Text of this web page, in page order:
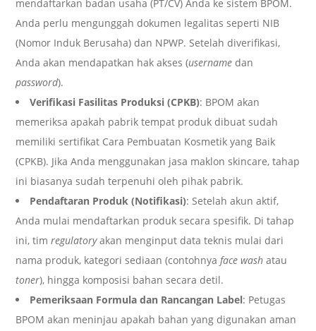
mendaftarkan badan usaha (PT/CV) Anda ke sistem BPOM.
Anda perlu mengunggah dokumen legalitas seperti NIB
(Nomor Induk Berusaha) dan NPWP. Setelah diverifikasi,
Anda akan mendapatkan hak akses (username dan
password).
Verifikasi Fasilitas Produksi (CPKB): BPOM akan
memeriksa apakah pabrik tempat produk dibuat sudah
memiliki sertifikat Cara Pembuatan Kosmetik yang Baik
(CPKB). Jika Anda menggunakan jasa maklon skincare, tahap
ini biasanya sudah terpenuhi oleh pihak pabrik.
Pendaftaran Produk (Notifikasi): Setelah akun aktif,
Anda mulai mendaftarkan produk secara spesifik. Di tahap
ini, timregulatoryakan menginput data teknis mulai dari
nama produk, kategori sediaan (contohnya face washatau
toner), hingga komposisi bahan secara detil.
Pemeriksaan Formula dan Rancangan Label: Petugas
BPOM akan meninjau apakah bahan yang digunakan aman